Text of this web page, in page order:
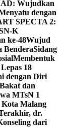
Wujudkan
dengan
SPECTA 2:
K
ke-48Wujud
BenderaSidang
Membentuk
18
dengan Diri
dan
MTsN 1
Malang
dr.
dari